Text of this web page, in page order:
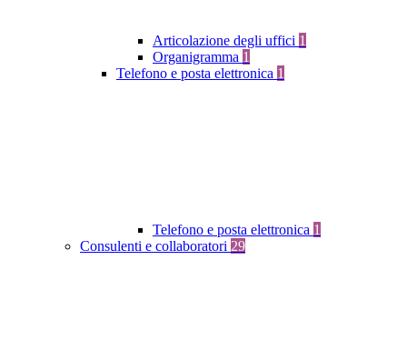
Articolazione degli uffici 1
Organigramma 1
Telefono e posta elettronica 1
Telefono e posta elettronica 1
Consulenti e collaboratori 29